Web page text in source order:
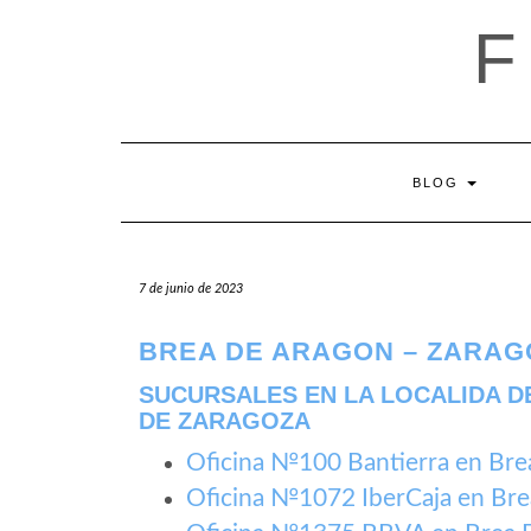
BLOG
7 de junio de 2023
BREA DE ARAGON –
SUCURSALES EN LA LOCALIDA
DE ZARAGOZA
Oficina №100 Bantierra en
Oficina №1072 IberCaja en